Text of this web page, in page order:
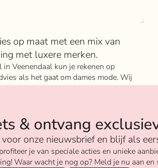
Klokje
op maat met een mix van
met luxere merken.
Veenendaal kun je rekenen op
als het gaat om dames mode. Wij
concept; het mixen en matchen van
& ontvang
voor onze nieuwsbrief en blijf als
je van speciale acties en unieke
Waar wacht je nog op? Meld je nu aan en